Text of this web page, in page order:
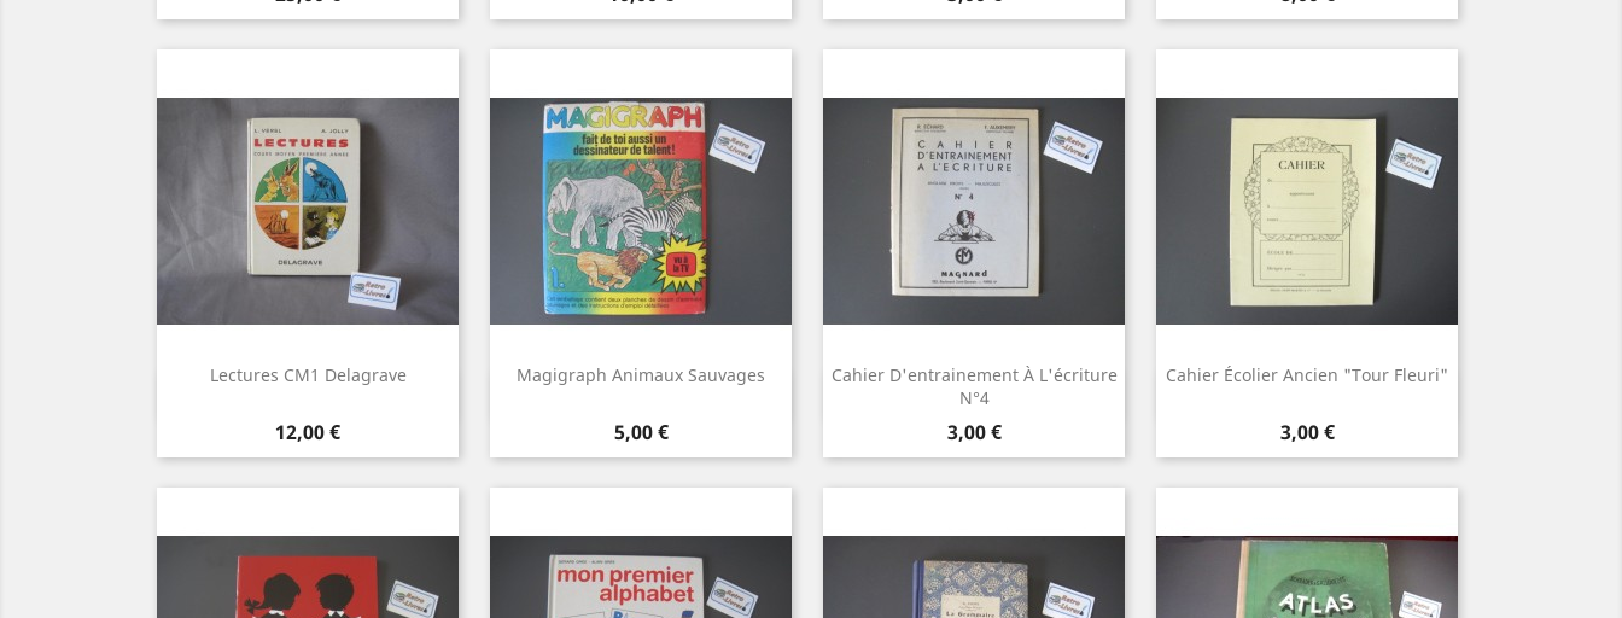
Lectures CM1 Delagrave
Prix
12,00 €
Magigraph Animaux Sauvages
Prix
5,00 €
Cahier D'entrainement À L'écriture
N°4
Prix
3,00 €
Aperçu rapide
Cahier Écolier Ancien "Tour Fleuri"
Prix
3,00 €
Orange
Jaune